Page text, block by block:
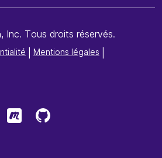
Inc. Tous droits réservés.
Mentions légales